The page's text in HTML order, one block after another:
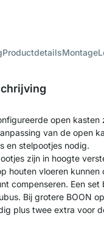
ProductdetailsMontage
open
van de open
en stelpootjes nodig.
zijn in hoogte
houten vloeren
compenseren. Een
Bij grotere BOON
plus twee extra voor